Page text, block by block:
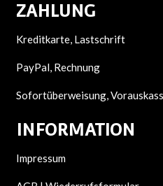
ZAHLUNG
Kreditkarte, Lastschrift
PayPal, Rechnung
Sofortüberweisung,
INFORMATION
Impressum